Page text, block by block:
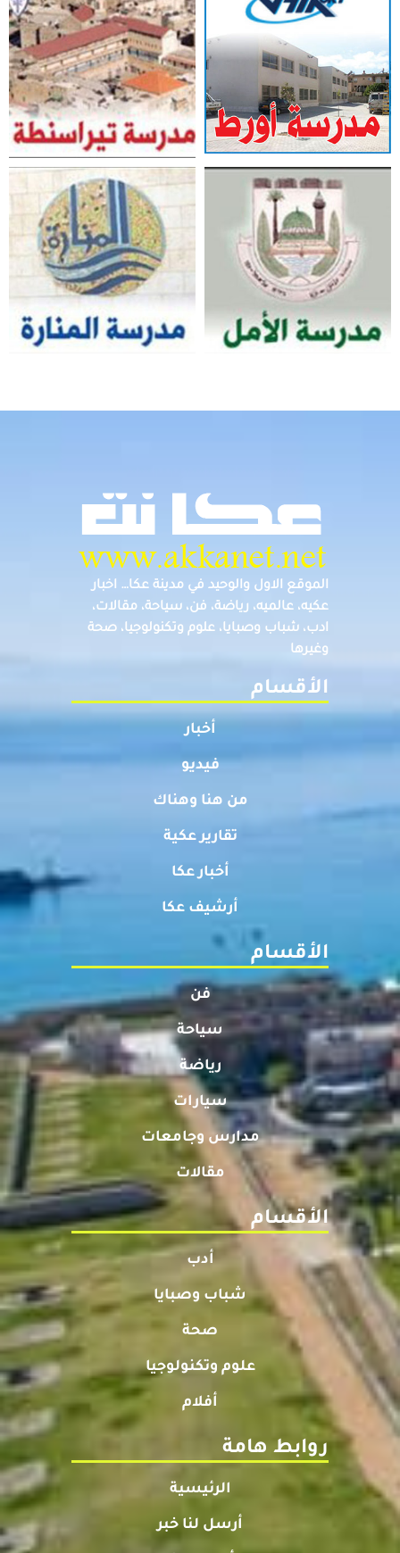
الموقع الاول والوحيد في مدينة عكا… اخبار
عكيه، عالميه، رياضة، فن، سياحة، مقالات،
ادب، شباب وصبايا، علوم وتكنولوجيا، صحة
وغيرها
الأقسام
أخبار
فيديو
من هنا وهناك
تقارير عكية
أخبار عكا
أرشيف عكا
الأقسام
فن
سياحة
رياضة
سيارات
مدارس وجامعات
مقالات
الأقسام
أدب
شباب وصبايا
صحة
علوم وتكنولوجيا
أفلام
روابط هامة
الرئيسية
أرسل لنا خبر